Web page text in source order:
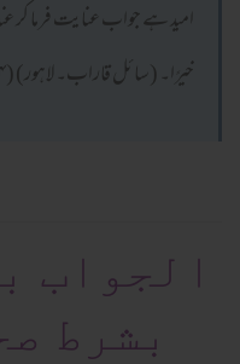
امید ہے جواب عنایت فرما کر
خیرًا۔ (سائل قاراب۔ لاہور) (۴ نومبر ۱۹۹۴ء)
الجواب
بشرط